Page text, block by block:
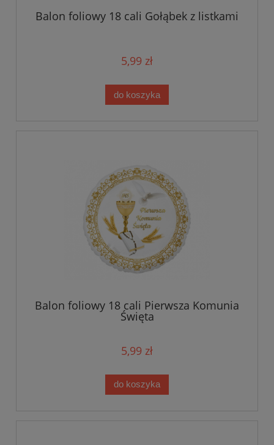
Balon foliowy 18 cali Gołąbek z listkami
5,99 zł
do koszyka
Balon foliowy 18 cali Pierwsza Komunia
Święta
5,99 zł
do koszyka